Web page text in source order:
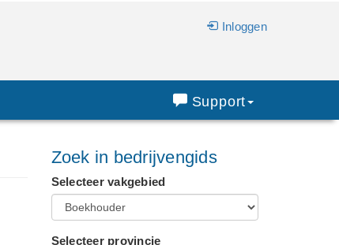
Inloggen
Support
Zoek in bedrijvengids
Selecteer vakgebied
Selecteer provincie